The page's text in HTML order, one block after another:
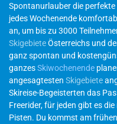
Spontanurlauber die
jedes Wochenende
an, um bis zu 3000
SkigebieteÖsterreichs und
ganz spontan und
ganzesSkiwochenende
angesagtesten Skigebiete
Skireise-Begeisterten das
Freerider, für jeden gibt es
Pisten. Du kommst am